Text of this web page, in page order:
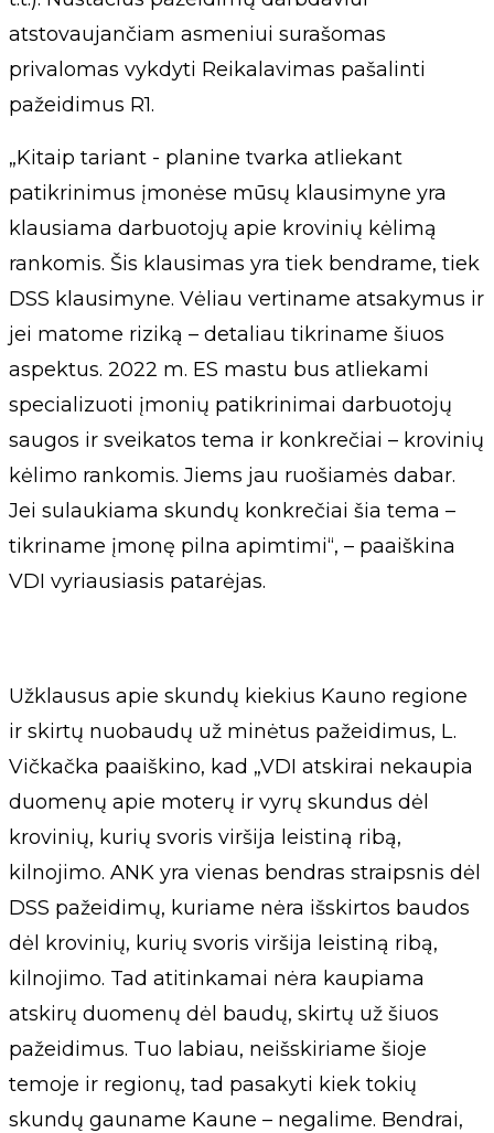
atstovaujančiam asmeniui surašomas
privalomas vykdyti Reikalavimas pašalinti
pažeidimus R1.
„Kitaip tariant - planine tvarka atliekant
patikrinimus įmonėse mūsų klausimyne yra
klausiama darbuotojų apie krovinių kėlimą
rankomis. Šis klausimas yra tiek bendrame, tiek
DSS klausimyne. Vėliau vertiname atsakymus ir
jei matome riziką – detaliau tikriname šiuos
aspektus. 2022 m. ES mastu bus atliekami
specializuoti įmonių patikrinimai darbuotojų
saugos ir sveikatos tema ir konkrečiai – krovinių
kėlimo rankomis. Jiems jau ruošiamės dabar.
Jei sulaukiama skundų konkrečiai šia tema –
tikriname įmonę pilna apimtimi“, – paaiškina
VDI vyriausiasis patarėjas.
Užklausus apie skundų kiekius Kauno regione
ir skirtų nuobaudų už minėtus pažeidimus, L.
Vičkačka paaiškino, kad „VDI atskirai nekaupia
duomenų apie moterų ir vyrų skundus dėl
krovinių, kurių svoris viršija leistiną ribą,
kilnojimo. ANK yra vienas bendras straipsnis dėl
DSS pažeidimų, kuriame nėra išskirtos baudos
dėl krovinių, kurių svoris viršija leistiną ribą,
kilnojimo. Tad atitinkamai nėra kaupiama
atskirų duomenų dėl baudų, skirtų už šiuos
pažeidimus. Tuo labiau, neišskiriame šioje
temoje ir regionų, tad pasakyti kiek tokių
skundų gauname Kaune – negalime. Bendrai,